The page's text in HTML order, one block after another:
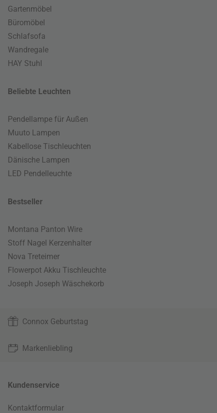
Gartenmöbel
Büromöbel
Schlafsofa
Wandregale
HAY Stuhl
Beliebte Leuchten
Pendellampe für Außen
Muuto Lampen
Kabellose Tischleuchten
Dänische Lampen
LED Pendelleuchte
Bestseller
Montana Panton Wire
Stoff Nagel Kerzenhalter
Nova Treteimer
Flowerpot Akku Tischleuchte
Joseph Joseph Wäschekorb
Connox Geburtstag
Markenliebling
Kundenservice
Kontaktformular